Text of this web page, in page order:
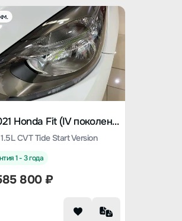
2021 Honda Fit (IV поколение)
CVT Tide Start Version
1 - 3 года
800₽